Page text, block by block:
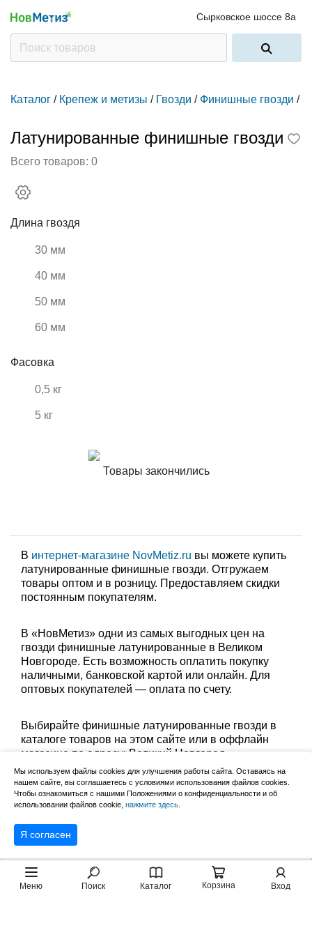
Меню Поиск Каталог Корзина Вход
Сырковское шоссе 8а
Каталог / Крепеж и метизы / Гвозди / Финишные гвозди /
Латунированные финишные гвозди
Всего товаров: 0
Длина гвоздя
30 мм
40 мм
50 мм
60 мм
Фасовка
0,5 кг
5 кг
Товары закончились
В интернет-магазине NovMetiz.ru вы можете купить
латунированные финишные гвозди. Отгружаем
товары оптом и в розницу. Предоставляем скидки
постоянным покупателям.
В «НовМетиз» одни из самых выгодных цен на
гвозди финишные латунированные в Великом
Новгороде. Есть возможность оплатить покупку
наличными, банковской картой или онлайн. Для
оптовых покупателей — оплата по счету.
Выбирайте финишные латунированные гвозди в
каталоге товаров на этом сайте или в оффлайн
магазине по адресу: Великий Новгород,
Сырковское шоссе, 8а (по будням с 9:00 до 17:00, в
субботу с 9:00 до 13:00). Забрать заказ можно
лично в пункте выдачи или оформить доставку до
дома.
Мы используем файлы cookies для улучшения работы сайта. Оставаясь на
нашем сайте, вы соглашаетесь с условиями использования файлов cookies.
Чтобы ознакомиться с нашими Положениями о конфиденциальности и об
использовании файлов cookie, нажмите здесь
Я согласен